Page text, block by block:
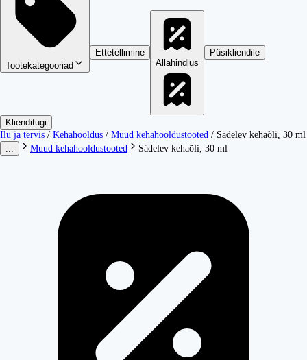
Tootekategooriad
Ettetellimine
Allahindlus
Püsikliendile
Klienditugi
Ilu ja tervis / Kehahooldus / Muud kehahooldustooted / Sädelev kehaõli, 30 ml
Muud kehahooldustooted Sädelev kehaõli, 30 ml